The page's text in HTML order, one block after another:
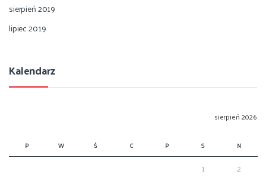
sierpień 2019
lipiec 2019
Kalendarz
sierpień 2026
P W Ś C P S N
1
2